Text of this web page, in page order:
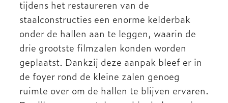
tijdens het restaureren van de
staalconstructies een enorme kelderbak
onder de hallen aan te leggen, waarin de
drie grootste filmzalen konden worden
geplaatst. Dankzij deze aanpak bleef er in
de foyer rond de kleine zalen genoeg
ruimte over om de hallen te blijven ervaren.